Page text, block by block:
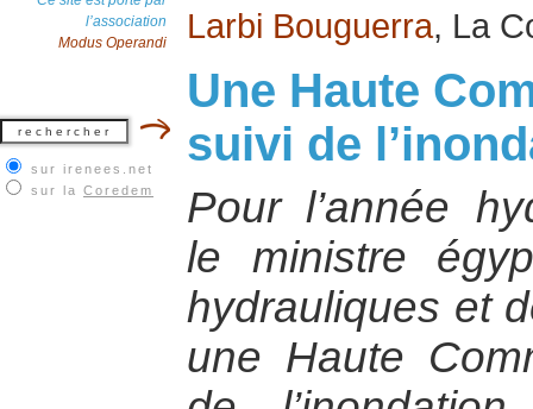
l’association
Modus Operandi
sur irenees.net
sur la Coredem
Larbi Bouguerra, La
Une Haute
suivi de
Pour l’année
le ministre
hydrauliques et
une Haute